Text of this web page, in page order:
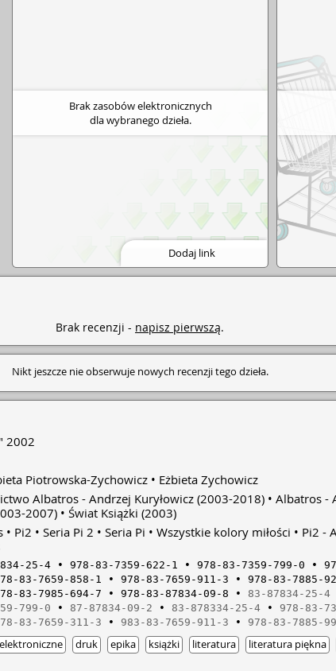
Brak zasobów elektronicznych
dla wybranego dzieła.
Dodaj link
Brak recenzji - napisz pierwszą.
Nikt jeszcze nie obserwuje nowych recenzji tego dzieła.
2002
Piotrowska-Zychowicz Eżbieta Zychowicz
Albatros - Andrzej Kuryłowicz (2003-2018) Albatros -
2007) Świat Książki (2003)
Pi2 Seria Pi 2 Seria Pi Wszystkie kolory miłości Pi2 -
25-4 978-83-7359-622-1 978-83-7359-799-0
83-7659-858-1 978-83-7659-911-3 978-83-7885-
83-7985-694-7 978-83-87834-09-8 83-87834-25-4
799-0 87-87834-09-2 83-878334-25-4
978-83-
83-7659-311-3 983-83-7659-911-3 978-83-7885-
druk epika książki literatura literatura piękna